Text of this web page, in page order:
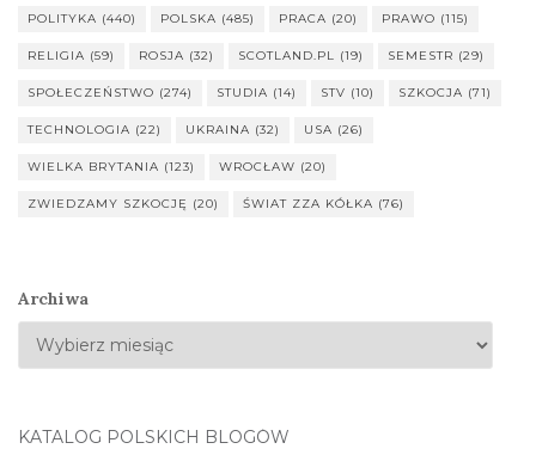
POLITYKA (440) POLSKA (485) PRACA (20) PRAWO (115)
RELIGIA (59) ROSJA (32) SCOTLAND.PL (19) SEMESTR (29)
SPOŁECZEŃSTWO (274) STUDIA (14) STV (10) SZKOCJA (71)
TECHNOLOGIA (22) UKRAINA (32) USA (26)
WIELKA BRYTANIA (123) WROCŁAW (20)
ZWIEDZAMY SZKOCJĘ (20) ŚWIAT ZZA KÓŁKA (76)
Archiwa
KATALOG POLSKICH BLOGÓW